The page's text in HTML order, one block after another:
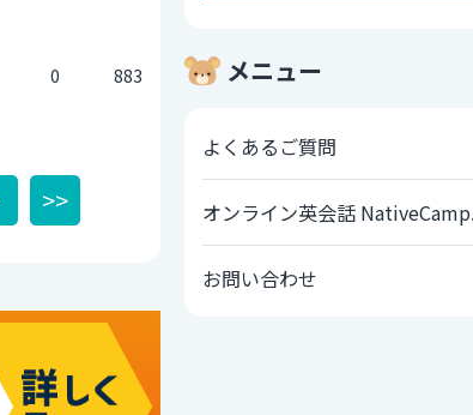
0 883
>>
メニュー
よくあるご質問
オンライン英会話
お問い合わせ